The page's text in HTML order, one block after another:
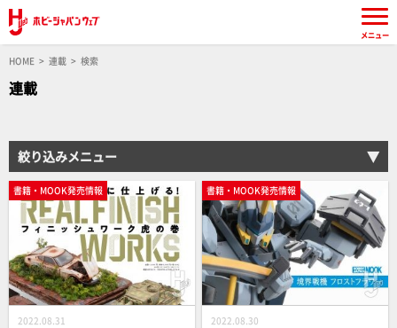
HOME 連載 検索
連載
絞り込みメニュー
書籍・MOOK発売情報
2022.08.31
書籍・MOOK発売情報
2022.08.30
メニュー